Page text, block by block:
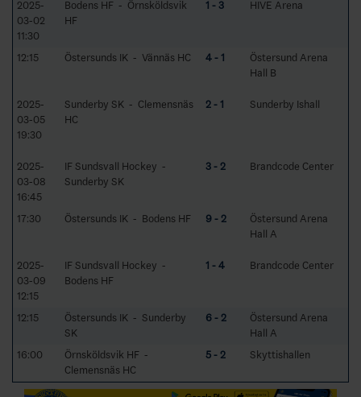
2025-
03-02
11:30
Bodens HF - Örnsköldsvik
HF
1 - 3 HIVE Arena
12:15 Östersunds IK - Vännäs HC 4 - 1
Östersund Arena
Hall B
2025-
03-05
19:30
Sunderby SK - Clemensnäs
HC
2 - 1 Sunderby Ishall
2025-
03-08
16:45
IF Sundsvall Hockey -
Sunderby SK
3 - 2 Brandcode Center
17:30 Östersunds IK - Bodens HF 9 - 2
Östersund Arena
Hall A
2025-
03-09
12:15
IF Sundsvall Hockey -
Bodens HF
1 - 4 Brandcode Center
12:15
Östersunds IK - Sunderby
SK
6 - 2
Östersund Arena
Hall A
16:00
Örnsköldsvik HF -
Clemensnäs HC
5 - 2 Skyttishallen